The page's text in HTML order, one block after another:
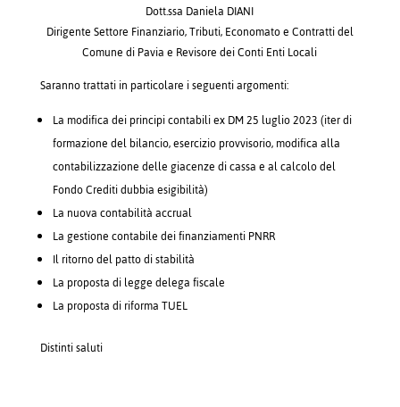
Dott.ssa Daniela DIANI
Dirigente Settore Finanziario, Tributi, Economato e Contratti del
Comune di Pavia e Revisore dei Conti Enti Locali
Saranno trattati in particolare i seguenti argomenti:
La modifica dei principi contabili ex DM 25 luglio 2023 (iter di
formazione del bilancio, esercizio provvisorio, modifica alla
contabilizzazione delle giacenze di cassa e al calcolo del
Fondo Crediti dubbia esigibilità)
La nuova contabilità accrual
La gestione contabile dei finanziamenti PNRR
Il ritorno del patto di stabilità
La proposta di legge delega fiscale
La proposta di riforma TUEL
Distinti saluti